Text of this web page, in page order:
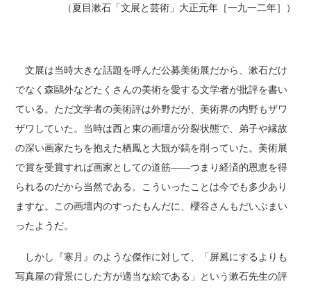
（夏目漱石「文展と芸術」大正元年［一九一二年］）
文展は当時大きな話題を呼んだ公募美術展だから、漱石だけ
でなく森鷗外などたくさんの美術を愛する文学者が批評を書い
ている。ただ文学者の美術評は外野だが、美術界の内野もザワ
ザワしていた。当時は西と東の画壇が分裂状態で、弟子や縁故
の深い画家たちを抱えた栖鳳と大観が鎬を削っていた。美術展
で賞を受賞すれば画家としての道筋――つまり経済的恩恵を得
られるのだから当然である。こういったことは今でも多少あり
ますな。この画壇内のすったもんだに、櫻谷さんもだいぶまい
ったようだ。
しかし『寒月』のような傑作に対して、「屏風にするよりも
写真屋の背景にした方が適当な絵である」という漱石先生の評